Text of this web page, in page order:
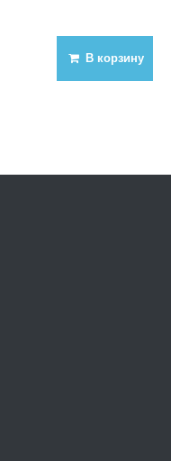
В корзину